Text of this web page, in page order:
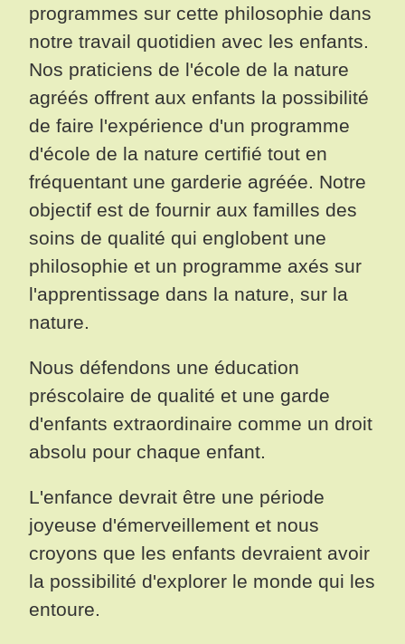
programmes sur cette philosophie dans
notre travail quotidien avec les enfants.
Nos praticiens de l'école de la nature
agréés offrent aux enfants la possibilité
de faire l'expérience d'un programme
d'école de la nature certifié tout en
fréquentant une garderie agréée. Notre
objectif est de fournir aux familles des
soins de qualité qui englobent une
philosophie et un programme axés sur
l'apprentissage dans la nature, sur la
nature.
Nous défendons une éducation
préscolaire de qualité et une garde
d'enfants extraordinaire comme un droit
absolu pour chaque enfant.
L'enfance devrait être une période
joyeuse d'émerveillement et nous
croyons que les enfants devraient avoir
la possibilité d'explorer le monde qui les
entoure.